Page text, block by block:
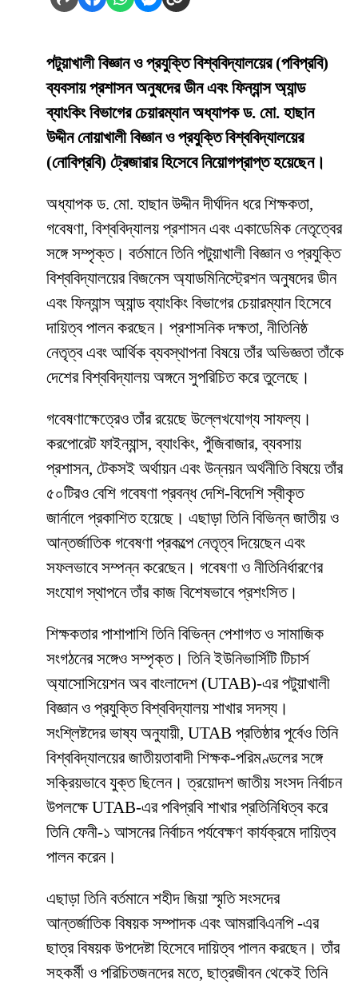
পটুয়াখালী বিজ্ঞান ও প্রযুক্তি বিশ্ববিদ্যালয়ের (পবিপ্রবি)
ব্যবসায় প্রশাসন অনুষদের ডীন এবং ফিন্যান্স অ্যান্ড
ব্যাংকিং বিভাগের চেয়ারম্যান অধ্যাপক ড. মো. হাছান
উদ্দীন নোয়াখালী বিজ্ঞান ও প্রযুক্তি বিশ্ববিদ্যালয়ের
(নোবিপ্রবি) ট্রেজারার হিসেবে নিয়োগপ্রাপ্ত হয়েছেন।
অধ্যাপক ড. মো. হাছান উদ্দীন দীর্ঘদিন ধরে শিক্ষকতা,
গবেষণা, বিশ্ববিদ্যালয় প্রশাসন এবং একাডেমিক নেতৃত্বের
সঙ্গে সম্পৃক্ত। বর্তমানে তিনি পটুয়াখালী বিজ্ঞান ও প্রযুক্তি
বিশ্ববিদ্যালয়ের বিজনেস অ্যাডমিনিস্ট্রেশন অনুষদের ডীন
এবং ফিন্যান্স অ্যান্ড ব্যাংকিং বিভাগের চেয়ারম্যান হিসেবে
দায়িত্ব পালন করছেন। প্রশাসনিক দক্ষতা, নীতিনিষ্ঠ
নেতৃত্ব এবং আর্থিক ব্যবস্থাপনা বিষয়ে তাঁর অভিজ্ঞতা তাঁকে
দেশের বিশ্ববিদ্যালয় অঙ্গনে সুপরিচিত করে তুলেছে।
গবেষণাক্ষেত্রেও তাঁর রয়েছে উল্লেখযোগ্য সাফল্য।
করপোরেট ফাইন্যান্স, ব্যাংকিং, পুঁজিবাজার, ব্যবসায়
প্রশাসন, টেকসই অর্থায়ন এবং উন্নয়ন অর্থনীতি বিষয়ে তাঁর
৫০টিরও বেশি গবেষণা প্রবন্ধ দেশি-বিদেশি স্বীকৃত
জার্নালে প্রকাশিত হয়েছে। এছাড়া তিনি বিভিন্ন জাতীয় ও
আন্তর্জাতিক গবেষণা প্রকল্পে নেতৃত্ব দিয়েছেন এবং
সফলভাবে সম্পন্ন করেছেন। গবেষণা ও নীতিনির্ধারণের
সংযোগ স্থাপনে তাঁর কাজ বিশেষভাবে প্রশংসিত।
শিক্ষকতার পাশাপাশি তিনি বিভিন্ন পেশাগত ও সামাজিক
সংগঠনের সঙ্গেও সম্পৃক্ত। তিনি ইউনিভার্সিটি টিচার্স
অ্যাসোসিয়েশন অব বাংলাদেশ (UTAB)-এর পটুয়াখালী
বিজ্ঞান ও প্রযুক্তি বিশ্ববিদ্যালয় শাখার সদস্য।
সংশ্লিষ্টদের ভাষ্য অনুযায়ী, UTAB প্রতিষ্ঠার পূর্বেও তিনি
বিশ্ববিদ্যালয়ের জাতীয়তাবাদী শিক্ষক-পরিমণ্ডলের সঙ্গে
সক্রিয়ভাবে যুক্ত ছিলেন। ত্রয়োদশ জাতীয় সংসদ নির্বাচন
উপলক্ষে UTAB-এর পবিপ্রবি শাখার প্রতিনিধিত্ব করে
তিনি ফেনী-১ আসনের নির্বাচন পর্যবেক্ষণ কার্যক্রমে দায়িত্ব
পালন করেন।
এছাড়া তিনি বর্তমানে শহীদ জিয়া স্মৃতি সংসদের
আন্তর্জাতিক বিষয়ক সম্পাদক এবং আমরাবিএনপি -এর
ছাত্র বিষয়ক উপদেষ্টা হিসেবে দায়িত্ব পালন করছেন। তাঁর
সহকর্মী ও পরিচিতজনদের মতে, ছাত্রজীবন থেকেই তিনি